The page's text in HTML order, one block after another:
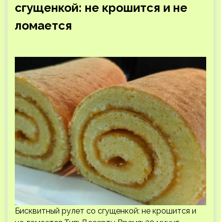
сгущенкой: не крошится и не
ломается
Бисквитный рулет со сгущенкой: не крошится и